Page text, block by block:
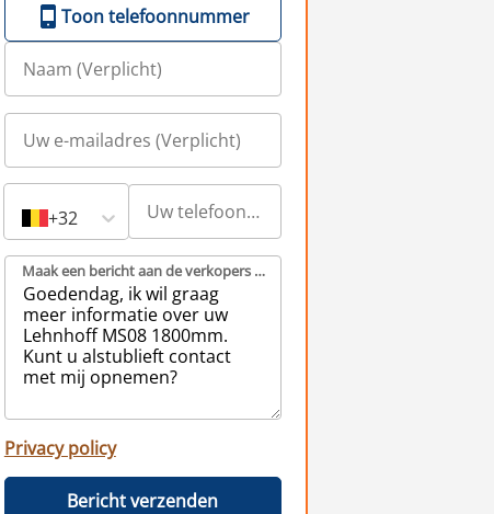
Toon telefoonnummer
+32
Maak een bericht aan de verkopers (Verplicht)
Privacy policy
Bericht verzenden